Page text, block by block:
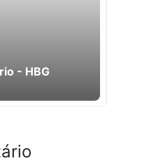
- HBG